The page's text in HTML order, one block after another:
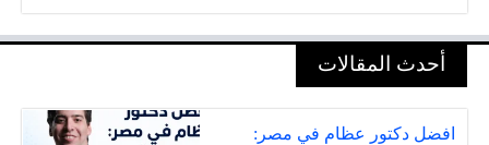
أحدث المقالات
افضل دكتور عظام في مصر: